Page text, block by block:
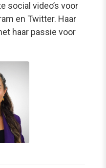
social video’s voor
en Twitter. Haar
haar passie voor